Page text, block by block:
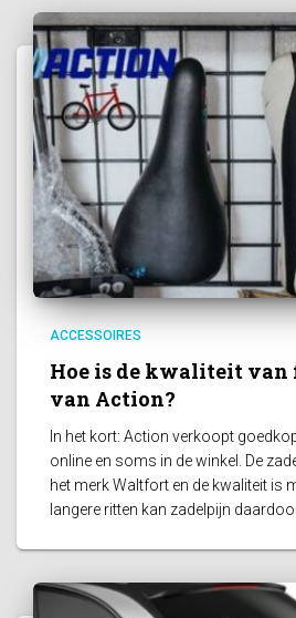
ACCESSOIRES
Hoe is de kwaliteit van
van Action?
In het kort: Action verkoopt
online en soms in de winkel. De
het merk Waltfort en de kwaliteit is
langere ritten kan zadelpijn